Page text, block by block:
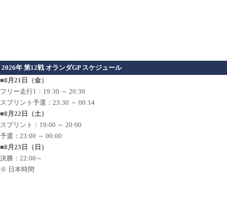
2026年 第12戦 オランダGP スケジュール
■8月21日（金）
フリー走行1：19:30 ～ 20:30
スプリント予選：23:30 ～ 00:14
■8月22日（土）
スプリント：19:00 ～ 20:00
予選：23:00 ～ 00:00
■8月23日（日）
決勝：22:00～
※ 日本時間